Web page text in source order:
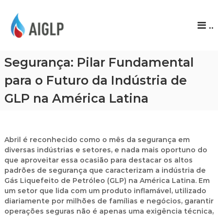
P
..
Segurança: Pilar Fundamental
para o Futuro da Indústria de
GLP na América Latina
Abril é reconhecido como o mês da segurança em
diversas indústrias e setores, e nada mais oportuno do
que aproveitar essa ocasião para destacar os altos
padrões de segurança que caracterizam a indústria de
Gás Liquefeito de Petróleo (GLP) na América Latina. Em
um setor que lida com um produto inflamável, utilizado
diariamente por milhões de famílias e negócios, garantir
operações seguras não é apenas uma exigência técnica,